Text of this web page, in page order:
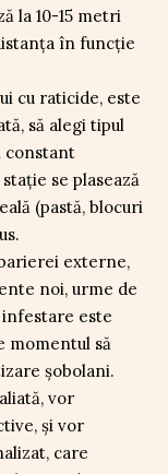
la 10-15 metri
în funcție
cu raticide, este
să alegi tipul
constant
se plasează
(pastă, blocuri
externe,
noi, urme de
este
momentul să
șobolani.
vor
și vor
care